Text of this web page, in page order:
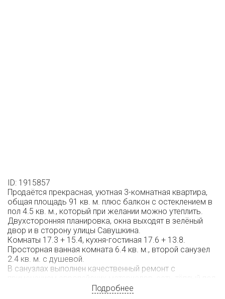
ID: 1915857
Продаётся прекрасная, уютная 3-комнатная квартира,
общая площадь 91 кв. м. плюс балкон с остеклением в
пол 4.5 кв. м., который при желании можно утеплить.
Двухсторонняя планировка, окна выходят в зелёный
двор и в сторону улицы Савушкина.
Комнаты 17.3 + 15.4, кухня-гостиная 17.6 + 13.8.
Просторная ванная комната 6.4 кв. м., второй санузел
2.4 кв. м. с душевой.
В санузлах выполнен качественный ремонт с
Так же в квартире установлены фильтры на воду,
Подробнее